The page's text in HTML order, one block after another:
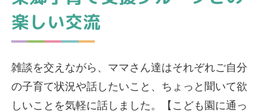
楽しい交流
雑談を交えながら、ママさん達はそれぞれご自分
の子育て状況や話したいこと、ちょっと聞いて欲
しいことを気軽に話しました。【こども園に通っ